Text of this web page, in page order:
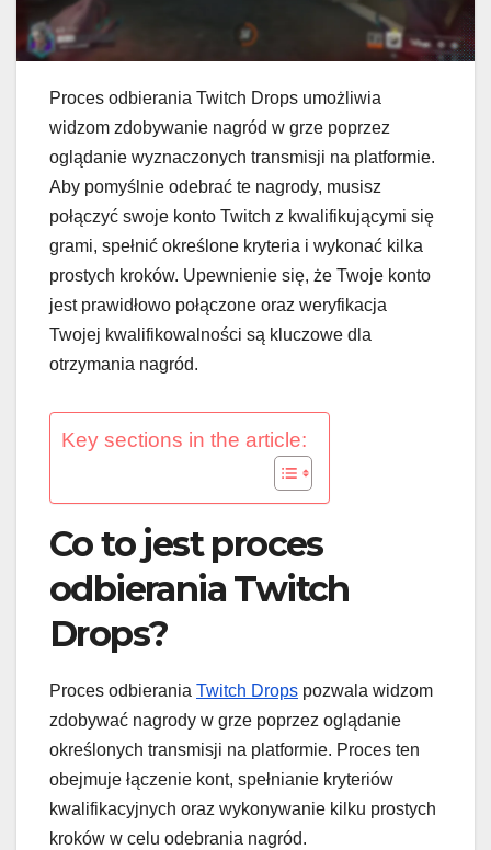
Proces odbierania Twitch Drops umożliwia
widzom zdobywanie nagród w grze poprzez
oglądanie wyznaczonych transmisji na platformie.
Aby pomyślnie odebrać te nagrody, musisz
połączyć swoje konto Twitch z kwalifikującymi się
grami, spełnić określone kryteria i wykonać kilka
prostych kroków. Upewnienie się, że Twoje konto
jest prawidłowo połączone oraz weryfikacja
Twojej kwalifikowalności są kluczowe dla
otrzymania nagród.
Key sections in the article:
Co to jest proces
odbierania Twitch
Drops?
Proces odbierania Twitch Drops pozwala widzom
zdobywać nagrody w grze poprzez oglądanie
określonych transmisji na platformie. Proces ten
obejmuje łączenie kont, spełnianie kryteriów
kwalifikacyjnych oraz wykonywanie kilku prostych
kroków w celu odebrania nagród.